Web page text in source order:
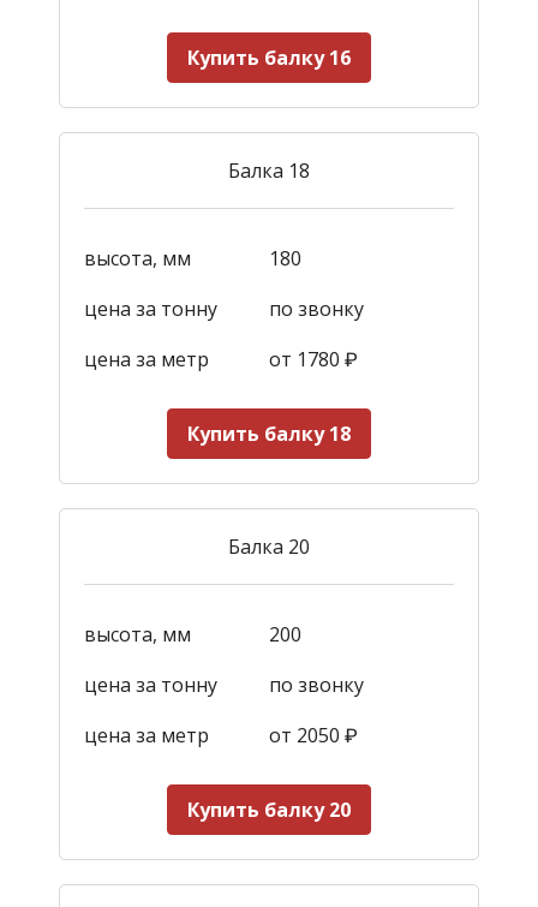
Купить балку 16
Балка 18
высота, мм
180
цена за тонну
по звонку
цена за метр
от 1780 ₽
Купить балку 18
Балка 20
высота, мм
200
цена за тонну
по звонку
цена за метр
от 2050 ₽
Купить балку 20